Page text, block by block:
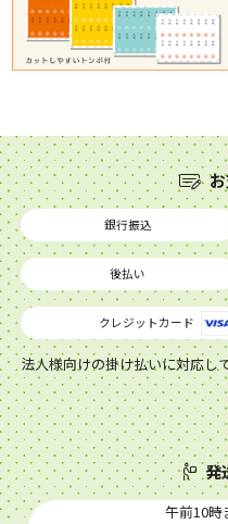
銀行振込
後払い
クレジットカード
法人様向けの掛け払いに対応し
発
午前10時